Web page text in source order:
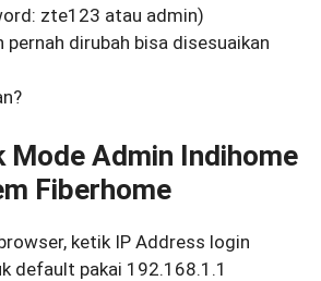
zte123 atau admin)
pernah dirubah bisa disesuaikan
Mode Admin Indihome
Fiberhome
ketik IP Address login
default pakai 192.168.1.1